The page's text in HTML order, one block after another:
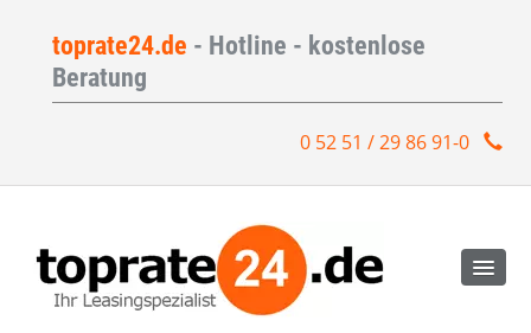
toprate24.de - Hotline - kostenlose
Beratung
0 52 51 / 29 86 91-0